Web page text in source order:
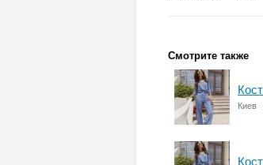
Смотрите также
Киев